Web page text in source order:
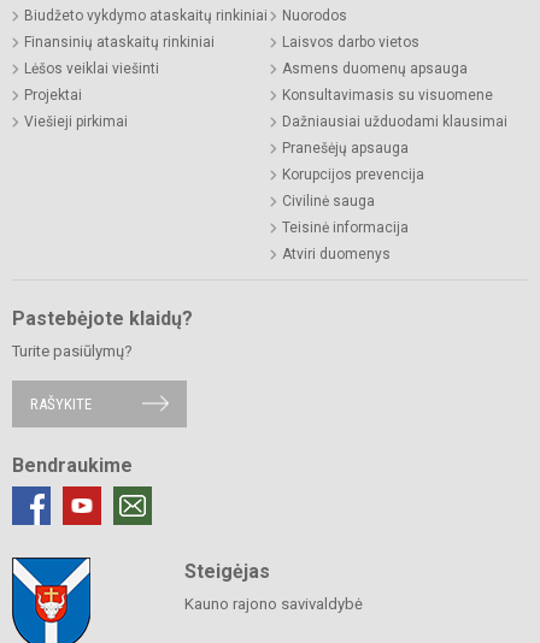
Biudžeto vykdymo ataskaitų rinkiniai
Finansinių ataskaitų rinkiniai
Lėšos veiklai viešinti
Projektai
Viešieji pirkimai
Nuorodos
Laisvos darbo vietos
Asmens duomenų apsauga
Konsultavimasis su visuomene
Dažniausiai užduodami klausimai
Pranešėjų apsauga
Korupcijos prevencija
Civilinė sauga
Teisinė informacija
Atviri duomenys
Pastebėjote klaidų?
Turite pasiūlymų?
RAŠYKITE
Bendraukime
Steigėjas
Kauno rajono savivaldybė